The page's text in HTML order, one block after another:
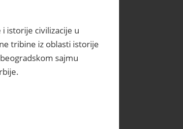
istorije civilizacije u
tribine iz oblasti istorije
sajmu